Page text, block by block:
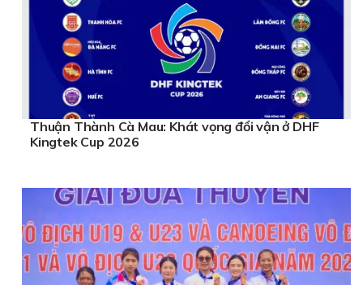
Thuận Thành Cà Mau: Khát vọng đổi vận ở DHF
Kingtek Cup 2026